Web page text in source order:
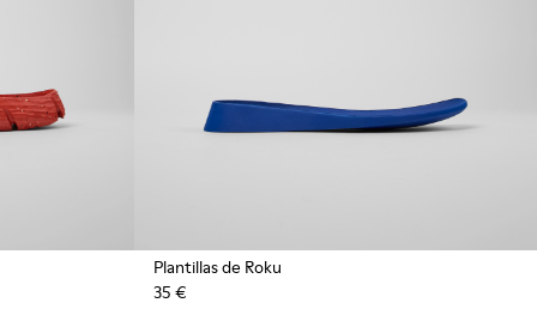
Plantillas de Roku
35 €